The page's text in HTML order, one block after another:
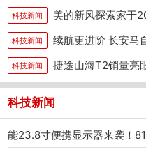
科技新闻
科技新闻
科技新闻 捷途山海T2销量亮
科技新闻